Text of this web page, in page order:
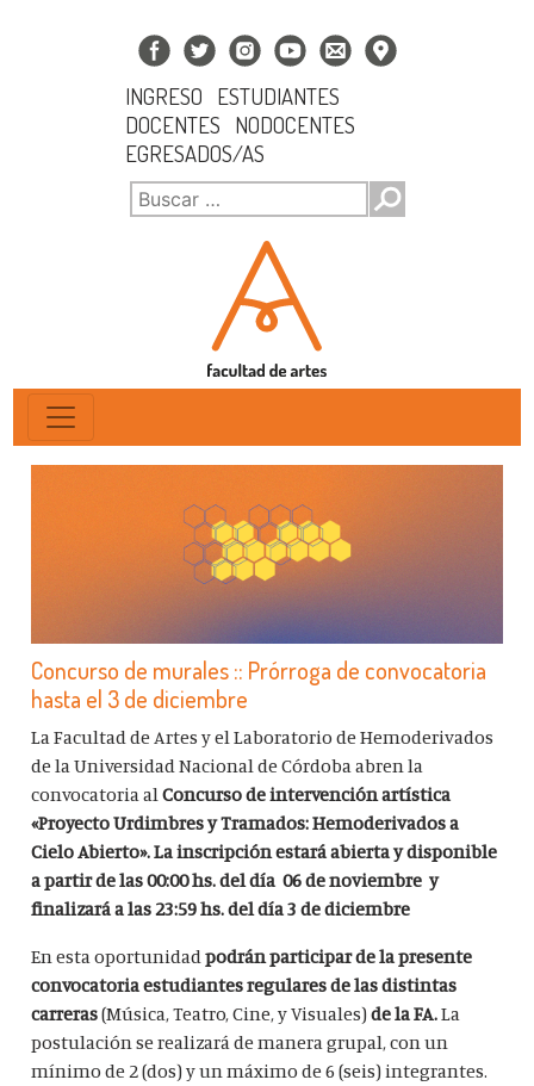
INGRESO
ESTUDIANTES
DOCENTES
NODOCENTES
EGRESADOS/AS
Concurso de murales :: Prórroga de convocatoria
hasta el 3 de diciembre
La Facultad de Artes y el Laboratorio de Hemoderivados
de la Universidad Nacional de Córdoba abren la
convocatoria alConcurso de intervención artística
«Proyecto Urdimbres y Tramados: Hemoderivados a
Cielo Abierto». La inscripción estará abierta y disponible
a partir de las 00:00 hs. del día 06 de noviembre y
finalizará a las 23:59 hs. del día 3 de diciembre
En esta oportunidadpodrán participar de la presente
convocatoria estudiantes regulares de las distintas
carreras(Música, Teatro, Cine, y Visuales)de la FA.La
postulación se realizará de manera grupal, con un
mínimo de 2 (dos) y un máximo de 6 (seis) integrantes.